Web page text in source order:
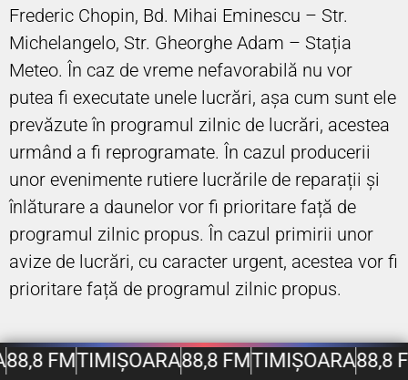
Frederic Chopin, Bd. Mihai Eminescu – Str.
Michelangelo, Str. Gheorghe Adam – Stația
Meteo. În caz de vreme nefavorabilă nu vor
putea fi executate unele lucrări, așa cum sunt ele
prevăzute în programul zilnic de lucrări, acestea
urmând a fi reprogramate. În cazul producerii
unor evenimente rutiere lucrările de reparații și
înlăturare a daunelor vor fi prioritare față de
programul zilnic propus. În cazul primirii unor
avize de lucrări, cu caracter urgent, acestea vor fi
prioritare față de programul zilnic propus.
88,8 FMTIMIȘOARA88,8 FMTIMIȘOARA88,8